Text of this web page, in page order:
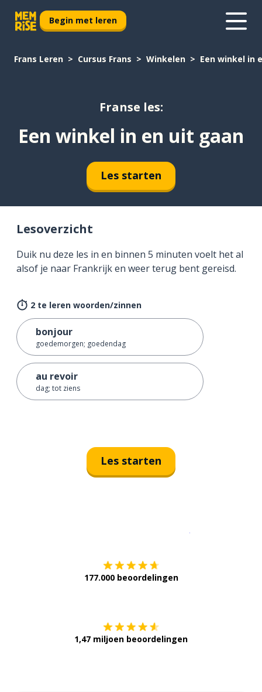
Begin met leren
Frans Leren Cursus Frans Winkelen Een winkel in
Franse les:
Een winkel in en uit gaan
Les starten
Lesoverzicht
Duik nu deze les in en binnen 5 minuten voelt het al
alsof je naar Frankrijk en weer terug bent gereisd.
2 te leren woorden/zinnen
bonjour
goedemorgen; goedendag
au revoir
dag; tot ziens
Les starten
177.000 beoordelingen
1,47 miljoen beoordelingen